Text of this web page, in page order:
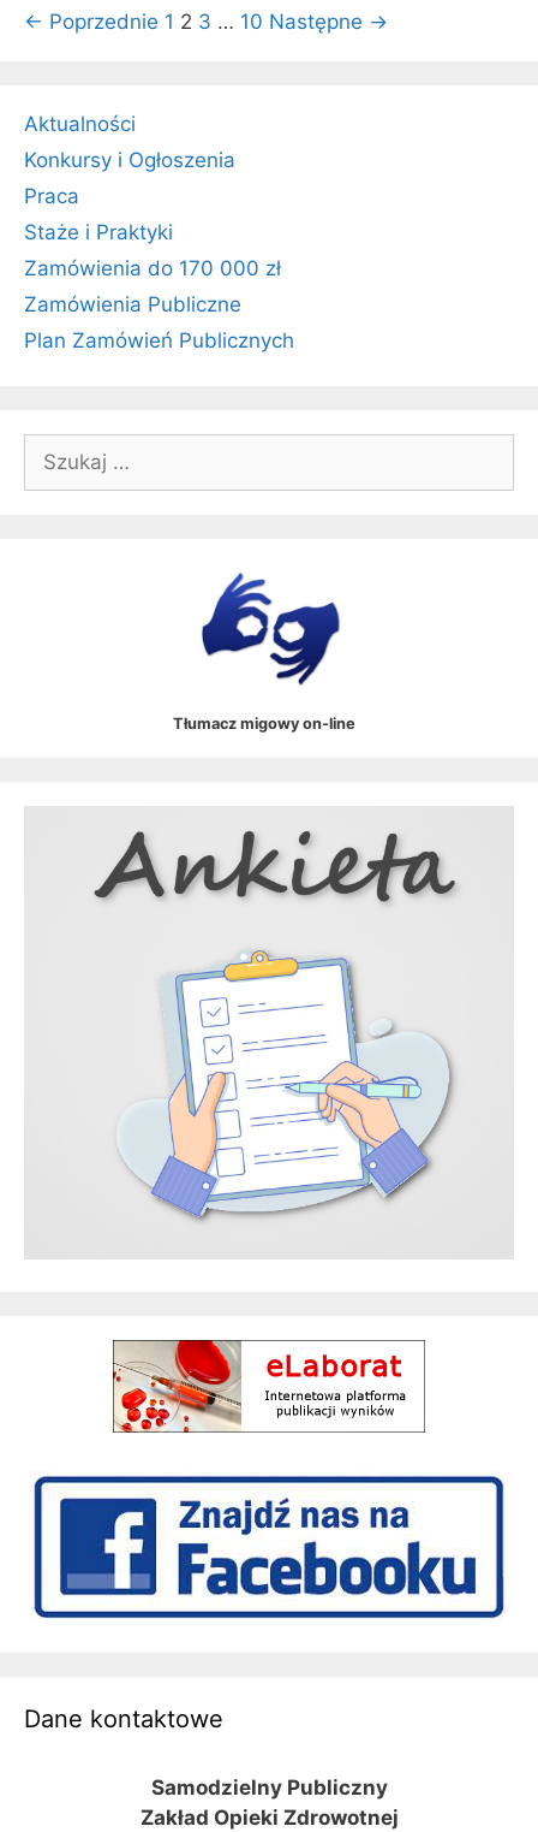
Zobacz
← Poprzednie 1 2 3 … 10 Następne →
Aktualności
Konkursy i Ogłoszenia
Praca
Staże i Praktyki
Zamówienia do 170 000 zł
Zamówienia Publiczne
Plan Zamówień Publicznych
Tłumacz migowy on-line
Dane kontaktowe
Samodzielny Publiczny
Zakład Opieki Zdrowotnej